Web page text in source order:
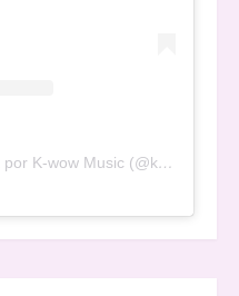
Una publicación compartida por K-wow Music (@kwowwmusic)